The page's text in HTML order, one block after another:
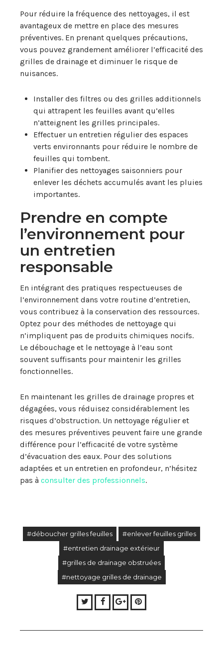
Pour réduire la fréquence des nettoyages, il est
avantageux de mettre en place des mesures
préventives. En prenant quelques précautions,
vous pouvez grandement améliorer l’efficacité des
grilles de drainage et diminuer le risque de
nuisances.
Installer des filtres ou des grilles additionnels
qui attrapent les feuilles avant qu’elles
n’atteignent les grilles principales.
Effectuer un entretien régulier des espaces
verts environnants pour réduire le nombre de
feuilles qui tombent.
Planifier des nettoyages saisonniers pour
enlever les déchets accumulés avant les pluies
importantes.
Prendre en compte
l’environnement pour
un entretien
responsable
En intégrant des pratiques respectueuses de
l’environnement dans votre routine d’entretien,
vous contribuez à la conservation des ressources.
Optez pour des méthodes de nettoyage qui
n’impliquent pas de produits chimiques nocifs.
Le débouchage et le nettoyage à l’eau sont
souvent suffisants pour maintenir les grilles
fonctionnelles.
En maintenant les grilles de drainage propres et
dégagées, vous réduisez considérablement les
risques d’obstruction. Un nettoyage régulier et
des mesures préventives peuvent faire une grande
différence pour l’efficacité de votre système
d’évacuation des eaux. Pour des solutions
adaptées et un entretien en profondeur, n’hésitez
pas à consulter des professionnels.
#déboucher grilles feuilles
#enlever feuilles grilles
#entretien drainage extérieur
#grilles de drainage obstruées
#nettoyage grilles de drainage
TwitterFacebook
Google+Pinterest